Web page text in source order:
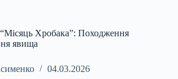
Хробака”: Походження
явища
04.03.2026